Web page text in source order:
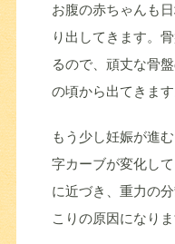
お腹の赤ちゃんも
り出してきます。
るので、頑丈な骨
の頃から出てきます
もう少し妊娠が進
字カーブが変化し
に近づき、重力の
こりの原因になりま